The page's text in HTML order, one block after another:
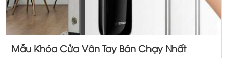
Mẫu Khóa Cửa Vân Tay Bán Chạy Nhất